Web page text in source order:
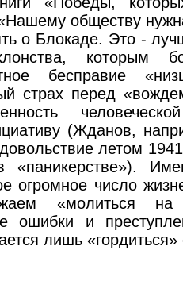
обществу
о Блокаде. Это -
которым
бесправие
страх перед
(Жданов,
летом
огромное число
«молиться
ошибки и
лишь